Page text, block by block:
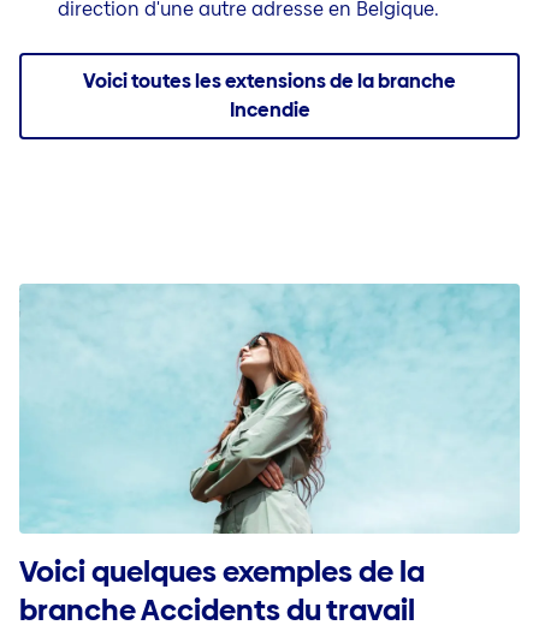
direction d'une autre adresse en Belgique.
Voici toutes les extensions de la branche
Incendie
Voici quelques exemples de la
branche Accidents du travail